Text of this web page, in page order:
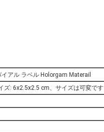
アル ラベル Holorgam Materail
ズ: 6x2.5x2.5 cm、サイズは可変です